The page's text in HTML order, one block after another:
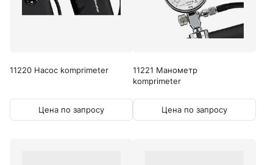
11220 Насос komprimeter
Цена по запросу
11221 Манометр
komprimeter
Цена по запросу